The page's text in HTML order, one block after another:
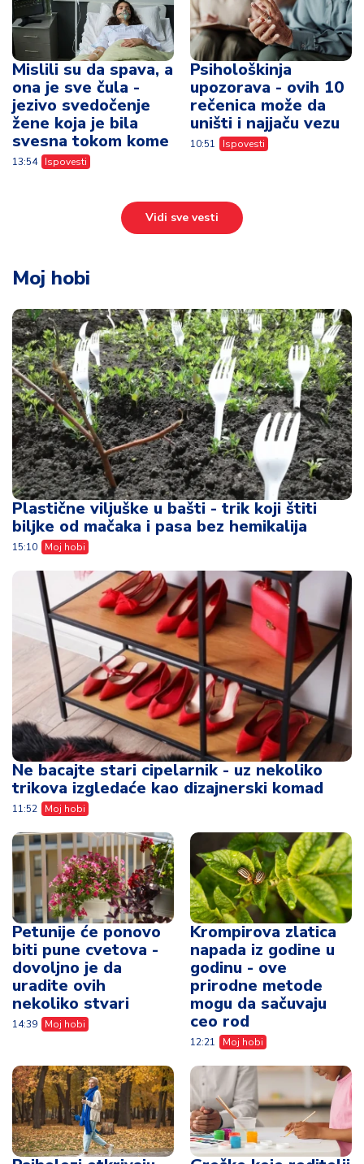
Mislili su da spava, a
ona je sve čula -
jezivo svedočenje
žene koja je bila
svesna tokom kome
13:54 Ispovesti
Psihološkinja
upozorava - ovih 10
rečenica može da
uništi i najjaču vezu
10:51 Ispovesti
Vidi sve vesti
Moj hobi
Plastične viljuške u bašti - trik koji štiti
biljke od mačaka i pasa bez hemikalija
15:10 Moj hobi
Ne bacajte stari cipelarnik - uz nekoliko
trikova izgledaće kao dizajnerski komad
11:52 Moj hobi
Petunije će ponovo
biti pune cvetova -
dovoljno je da
uradite ovih
nekoliko stvari
14:39 Moj hobi
Krompirova zlatica
napada iz godine u
godinu - ove
prirodne metode
mogu da sačuvaju
ceo rod
12:21 Moj hobi